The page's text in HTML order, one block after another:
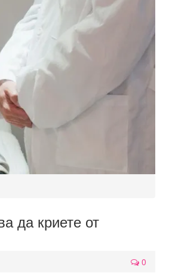
да криете от
0